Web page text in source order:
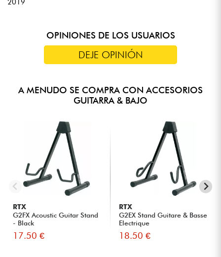
2019
OPINIONES DE LOS USUARIOS
DEJE OPINIÓN
A MENUDO SE COMPRA CON ACCESORIOS
GUITARRA & BAJO
RTX
G2FX Acoustic Guitar Stand
- Black
17.50 €
RTX
G2EX Stand Guitare & Basse
Electrique
18.50 €